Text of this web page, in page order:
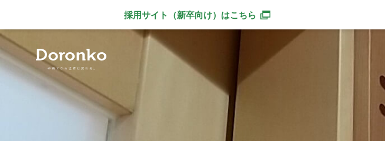
採用サイト（新卒向け） はこちら
別ウィンドウで開きます